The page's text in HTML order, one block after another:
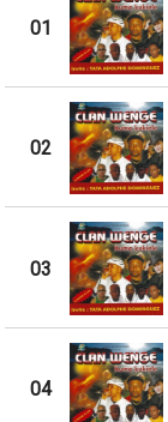
01
02
03
04